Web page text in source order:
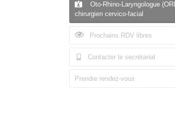
Oto-Rhino-Laryngologue
chirurgien cervico-facial
Prochains RDV libres
Contacter le secrétariat
Prendre rendez-vous